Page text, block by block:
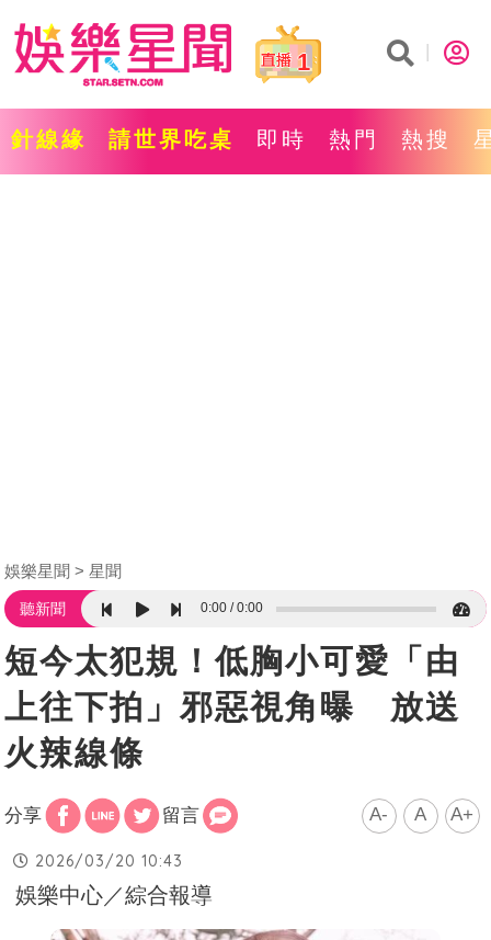
1
針線緣 請世界吃桌 即時 熱門 熱搜
娛樂星聞 星聞
聽新聞 0:00 0:00
短今太犯規！低胸小可愛「由
上往下拍」邪惡視角曝 放送
火辣線條
分享 留言 A- A A+
2026/03/20 10:43
娛樂中心／綜合報導